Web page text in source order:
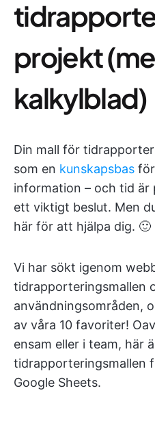
projekt
kalkylblad)
Din mall för
som en kunskapsbas
information – och tid är
ett viktigt beslut. Men
här för att hjälpa dig. 🙂
Vi har sökt igenom
tidrapporteringsmallen
användningsområden,
av våra 10 favoriter!
ensam eller i team, här
tidrapporteringsmallen
Google Sheets.